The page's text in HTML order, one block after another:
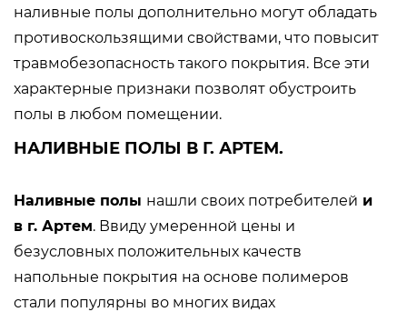
наливные полы дополнительно могут обладать
противоскользящими свойствами, что повысит
травмобезопасность такого покрытия. Все эти
характерные признаки позволят обустроить
полы в любом помещении.
НАЛИВНЫЕ ПОЛЫ В Г. АРТЕМ.
Наливные полы нашли своих потребителей и
в г. Артем. Ввиду умеренной цены и
безусловных положительных качеств
напольные покрытия на основе полимеров
стали популярны во многих видах